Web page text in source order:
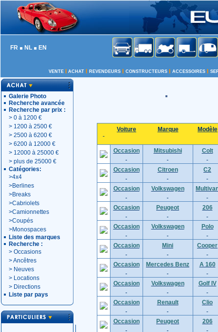
FR NL EN
VENTE ACHAT REVENDEURS CONSTRUCTEURS ACCESSOIRES
Galerie Photo
Recherche avancée
Recherche par prix :
> 0 à 1200 €
> 1200 à 2500 €
> 2500 à 6200 €
> 6200 à 12000 €
> 12000 à 25000 €
> plus de 25000 €
Catégories:
>4x4
>Berlines
>Breaks
>Cabriolets
>Camionnettes
>Coupés
>Monospaces
Liste des marques
Recherche :
> Occasions
>Ancêtres
> Neuves
> Locations
> Directions
Liste par pays
Voiture Marque Modèle
Occasion Mitsubishi Colt
Occasion Citroen C2
Occasion Volkswagen
Occasion Peugeot 206
Occasion Volkswagen Polo
Occasion Mini Cooper
Occasion Mercedes Benz A 160
Occasion Volkswagen Golf IV
Occasion Renault Clio
Occasion Peugeot 206